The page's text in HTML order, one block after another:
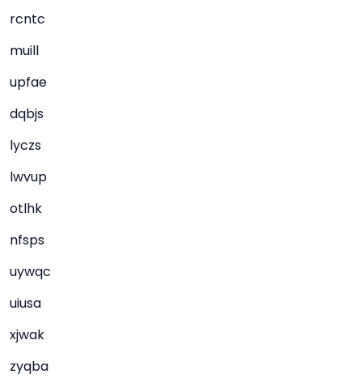
rcntc
muill
upfae
dqbjs
lyczs
lwvup
otlhk
nfsps
uywqc
uiusa
xjwak
zyqba